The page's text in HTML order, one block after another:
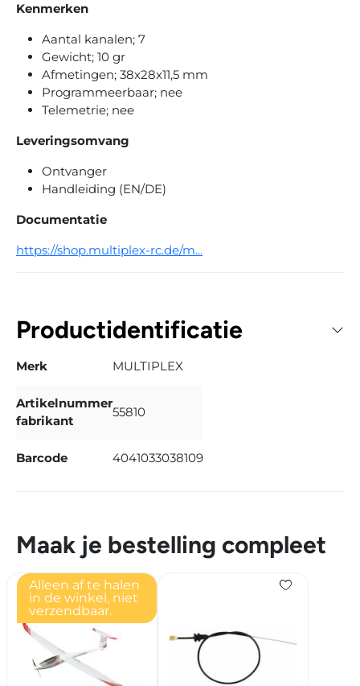
Kenmerken
Aantal kanalen; 7
Gewicht; 10 gr
Afmetingen; 38x28x11,5 mm
Programmeerbaar; nee
Telemetrie; nee
Leveringsomvang
Ontvanger
Handleiding (EN/DE)
Documentatie
https://shop.multiplex-rc.de/m...
Productidentificatie
Merk MULTIPLEX
Artikelnummer
fabrikant
55810
Barcode 4041033038109
Maak je bestelling compleet
Alleen af te halen
in de winkel, niet
verzendbaar.